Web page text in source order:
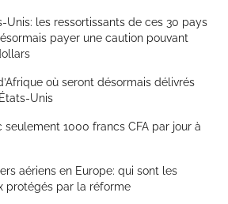
Unis: les ressortissants de ces 30 pays
payer une caution pouvant
où seront désormais délivrés
Unis
seulement 1000 francs CFA par jour à
aériens en Europe: qui sont les
protégés par la réforme